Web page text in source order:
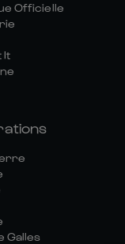
Officielle
It
Galles